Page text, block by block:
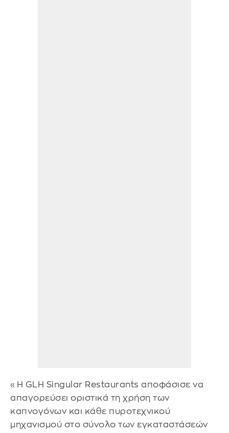
«Η GLH Singular Restaurants αποφάσισε να
απαγορεύσει οριστικά τη χρήση των
καπνογόνων και κάθε πυροτεχνικού
μηχανισμού στο σύνολο των εγκαταστάσεών